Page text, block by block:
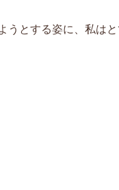
うとする姿に、私はと